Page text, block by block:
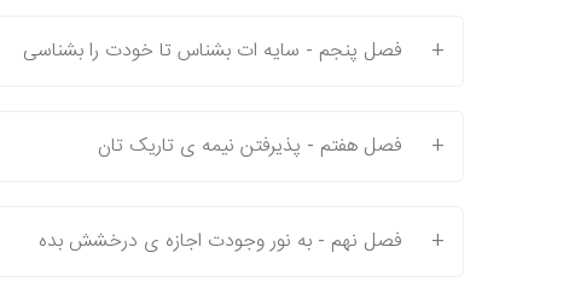
+ فصل پنجم - سایه ات بشناس تا خودت را بشناسی
+ فصل هفتم - پذیرفتن نیمه ی تاریک تان
+ فصل نهم - به نور وجودت اجازه ی درخشش بده